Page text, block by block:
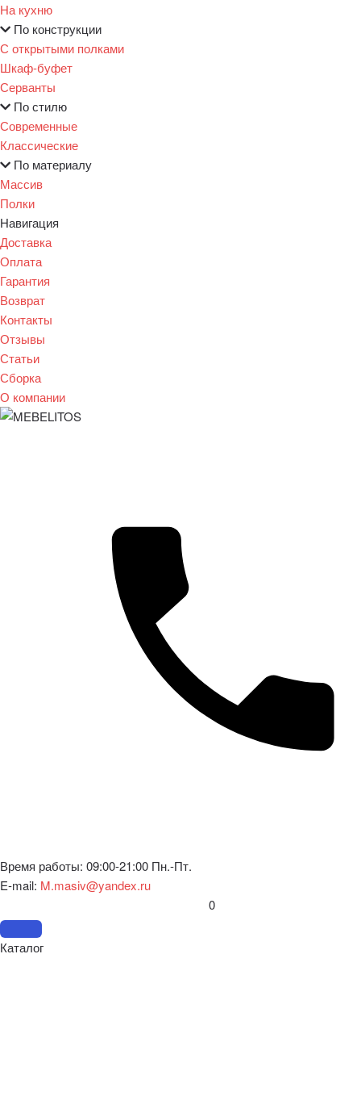
На кухню
По конструкции
С открытыми полками
Шкаф-буфет
Серванты
По стилю
Современные
Классические
По материалу
Массив
Полки
Навигация
Доставка
Оплата
Гарантия
Возврат
Контакты
Отзывы
Статьи
Сборка
О компании
Время работы: 09:00-21:00 Пн.-Пт.
E-mail: M.masiv@yandex.ru
0
Каталог